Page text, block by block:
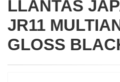
LLANTAS
JR11
GLOSS